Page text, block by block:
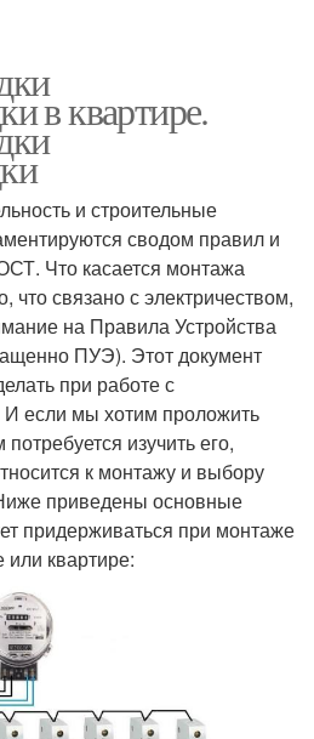
в квартире.
и строительные
сводом правил и
Что касается монтажа
что связано с электричеством,
на Правила Устройства
ПУЭ). Этот документ
при работе с
И если мы хотим проложить
изучить его,
к монтажу и выбору
приведены основные
придерживаться при монтаже
или квартире: